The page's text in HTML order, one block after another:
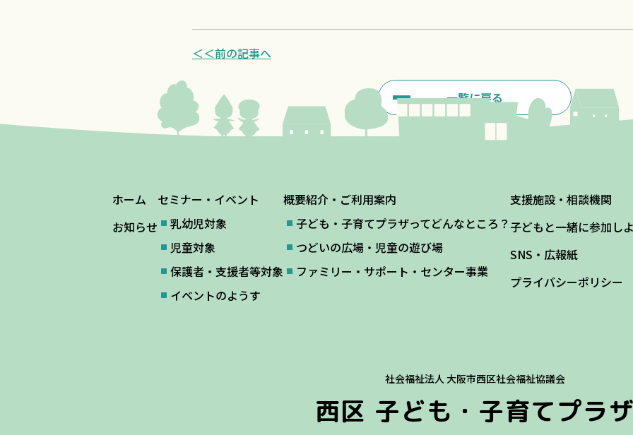
＜＜前の記事へ
一覧に戻る
ホーム
お知らせ
セミナー・イベント
乳幼児対象
児童対象
保護者・支援者等対象
イベントのようす
概要紹介・ご利用案内
子ども・子育てプラザってどんなところ？
つどいの広場・児童の遊び場
ファミリー・サポート・センター事業
支援施設・相談機関
子どもと一緒に参加し
SNS・広報紙
プライバシーポリシー
社会福祉法人 大阪市西区社会福祉協議会
西区 子ども・子育てプラ